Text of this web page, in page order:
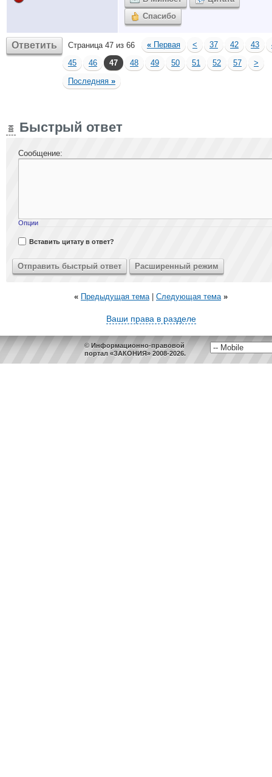
Спасибо
Ответить Страница 47 из 66 « Первая < 37 42 43
45
46 47 48 49 50 51 52 57
>
Последняя »
Быстрый ответ
Сообщение:
Опции
Вставить цитату в ответ?
« Предыдущая тема| Следующая тема »
Ваши права в разделе
© Информационно-правовой
портал «ЗАКОНИЯ» 2008-2026.